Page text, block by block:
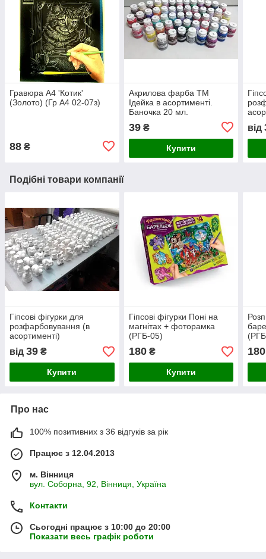
Гравюра А4 'Котик'
(Золото) (Гр А4 02-07з)
88 ₴
Акрилова фарба ТМ
Ідейка в асортименті.
Баночка 20 мл.
39₴
Купити
від
Подібні товари компанії
Гіпсові фігурки для
розфарбовування (в
асортименті)
від 39 ₴
Купити
Гіпсові фігурки Поні на
магнітах + фоторамка
(РГБ-05)
180₴
Купити
180
Про нас
100% позитивних з 36 відгуків за рік
Працює з 12.04.2013
м. Вінниця
вул. Соборна, 92, Вінниця, Україна
Контакти
Сьогодні працює з 10:00 до 20:00
Показати весь графік роботи